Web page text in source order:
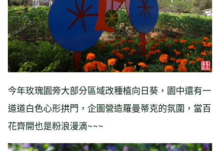
今年玫瑰園旁大部分區域改種植向日葵，園中還有一
道道白色心形拱門，企圖營造羅曼蒂克的氛圍，當百
花齊開也是粉浪漫滴~~~